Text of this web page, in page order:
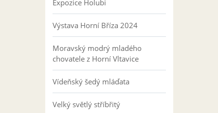
Expozice Holubi
Výstava Horní Bříza 2024
Moravský modrý mladého
chovatele z Horní Vltavice
Vídeňský šedý mláďata
Velký světlý stříbřitý